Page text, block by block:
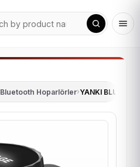
Bluetooth Hoparlörler›YANKI